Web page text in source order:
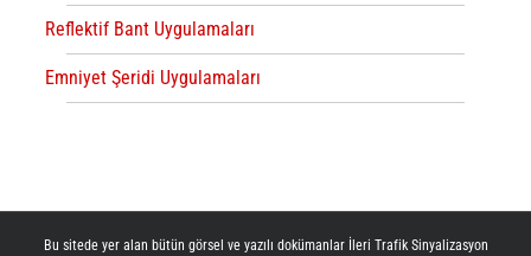
Reflektif Bant Uygulamaları
Emniyet Şeridi Uygulamaları
Bu sitede yer alan bütün görsel ve yazılı dokümanlar İleri Trafik Sinyalizasyon